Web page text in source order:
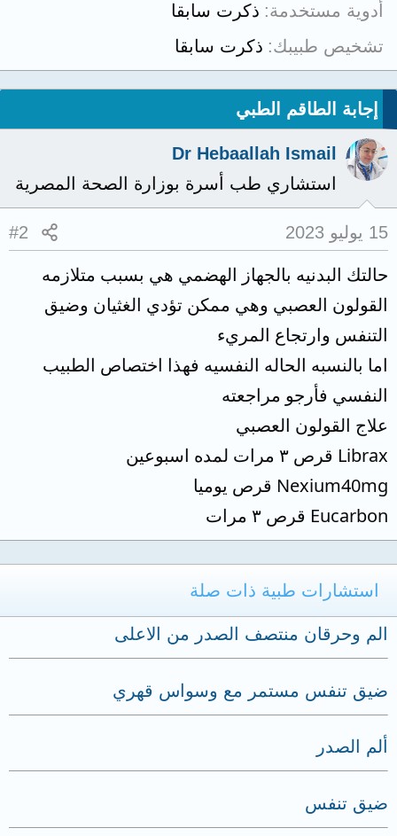
أدوية مستخدمة ذكرت سابقا
تشخيص طبيبك ذكرت سابقا
إجابة الطاقم الطبي
Dr Hebaallah Ismail
استشاري طب أسرة بوزارة الصحة المصرية
15 يوليو 2023 #2
حالتك البدنيه بالجهاز الهضمي هي بسبب متلازمه
القولون العصبي وهي ممكن تؤدي الغثيان وضيق
التنفس وارتجاع المريء
اما بالنسبه الحاله النفسيه فهذا اختصاص الطبيب
النفسي فأرجو مراجعته
علاج القولون العصبي
Librax قرص ٣ مرات لمده اسبوعين
Nexium40mg قرص يوميا
Eucarbon قرص ٣ مرات
استشارات طبية ذات صلة
الم وحرقان منتصف الصدر من الاعلى
ضيق تنفس مستمر مع وسواس قهري
ألم الصدر
ضيق تنفس